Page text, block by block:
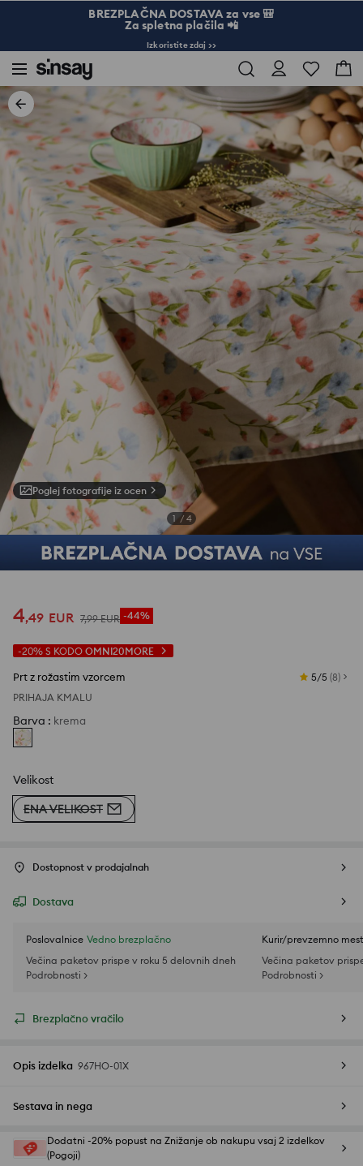
BREZPLAČNA DOSTAVA za vse 🎒
Za spletna plačila 📲
Izkoristite zdaj >>
Poglej fotografije iz ocen
1 / 4
4,49 EUR 7,99 EUR -44%
-20% S KODO OMNI20MORE
Prt z rožastim vzorcem 5/5 (8)
PRIHAJA KMALU
Barva : krema
Velikost
ENA VELIKOST
Dostopnost v prodajalnah
Dostava
Poslovalnice Vedno brezplačno
Večina paketov prispe v roku 5 delovnih dneh
Podrobnosti >
Kurir/prevzemno
Večina paketov
Podrobnosti >
Brezplačno vračilo
Opis izdelka 967HO-01X
Sestava in nega
Dodatni -20% popust na Znižanje ob nakupu vsaj 2 izdelkov
(Pogoji)